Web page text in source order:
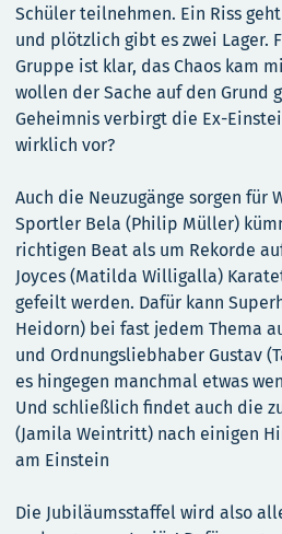
Schüler teilnehmen. Ein Riss
und plötzlich gibt es zwei Lager.
Gruppe ist klar, das Chaos kam
wollen der Sache auf den Grund
Geheimnis verbirgt die Ex-
wirklich vor?
Auch die Neuzugänge sorgen für
Sportler Bela (Philip Müller)
richtigen Beat als um Rekorde
Joyces (Matilda Willigalla)
gefeilt werden. Dafür kann
Heidorn) bei fast jedem Thema
und Ordnungsliebhaber Gustav
es hingegen manchmal etwas
Und schließlich findet auch die
(Jamila Weintritt) nach einigen
am Einstein
Die Jubiläumsstaffel wird also